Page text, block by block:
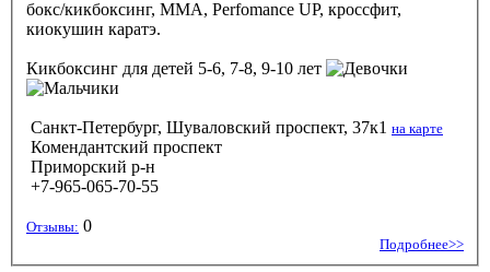
бокс/кикбоксинг, ММА, Perfomance UP, кроссфит,
киокушин каратэ.
Кикбоксинг для детей 5-6, 7-8, 9-10 лет
Санкт-Петербург, Шуваловский проспект, 37к1 на карте
Комендантский проспект
Приморский р-н
+7-965-065-70-55
Отзывы: 0
Подробнее>>